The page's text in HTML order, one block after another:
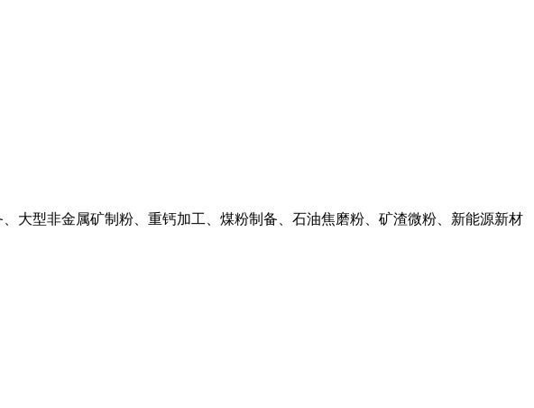
大型非金属矿制粉、重钙加工、煤粉制备、石油焦磨粉、矿渣微粉、新能源新材